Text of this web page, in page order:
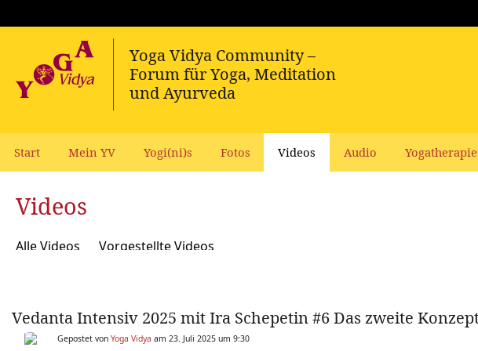
Start Mein YV Yogi(ni)s Fotos Videos Audio Yogatherapie
Videos
Alle Videos Vorgestellte Videos
Vedanta Intensiv 2025 mit Ira Schepetin #6 Das zweite
Gepostet von Yoga Vidya am 23. Juli 2025 um 9:30